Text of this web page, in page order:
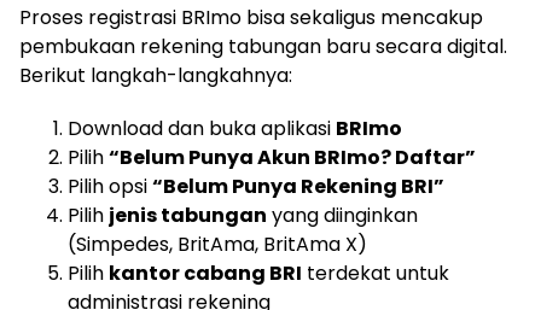
Proses registrasi BRImo bisa sekaligus mencakup
pembukaan rekening tabungan baru secara digital.
Berikut langkah-langkahnya:
Download dan buka aplikasi BRImo
Pilih“Belum Punya Akun BRImo? Daftar”
Pilih opsi“Belum Punya Rekening BRI”
Pilih jenis tabungan yang diinginkan
(Simpedes, BritAma, BritAma X)
Pilih kantor cabang BRI terdekat untuk
administrasi rekening